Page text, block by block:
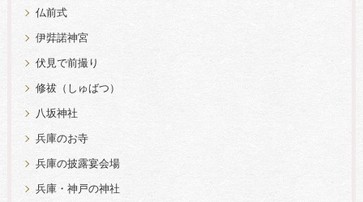
仏前式
伊弉諾神宮
伏見で前撮り
修祓（しゅばつ）
八坂神社
兵庫のお寺
兵庫の披露宴会場
兵庫・神戸の神社